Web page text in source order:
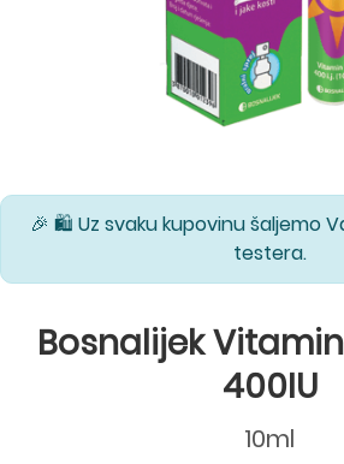
🎉 🛍️ Uz svaku kupovinu šaljemo
testera.
Bosnalijek
400IU
10ml